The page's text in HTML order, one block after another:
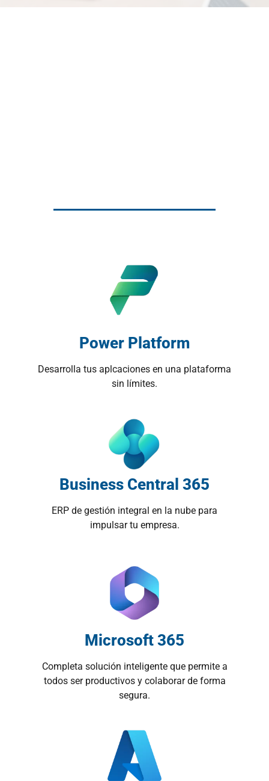
Power Platform
Desarrolla tus aplcaciones en una plataforma
sin límites.
Business Central 365
ERP de gestión integral en la nube para
impulsar tu empresa.
Microsoft 365
Completa solución inteligente que permite a
todos ser productivos y colaborar de forma
segura.